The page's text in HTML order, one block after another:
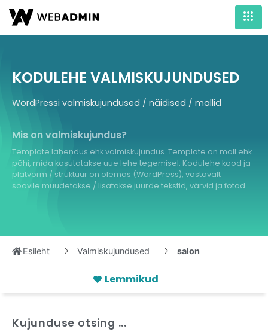
KODULEHE VALMISKUJUNDUSED
WordPressi valmiskujundused / näidised / mallid
Mis on valmiskujundus?
Template lahendus ehk valmiskujundus. Template on mall ehk
põhi, mida kasutatakse uue lehe tegemisel. Kodulehe kood ja
platvorm / struktuur on olemas (WordPress), vastavalt
soovile muudetakse / lisatakse juurde tekstid, värvid ja fotod.
Esileht Valmiskujundused salon
Lemmikud
Kujunduse otsing ...